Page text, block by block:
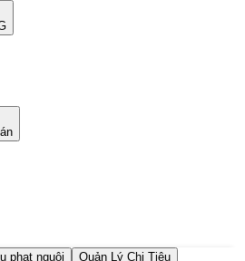
phạt nguội
Quản Lý Chi Tiêu